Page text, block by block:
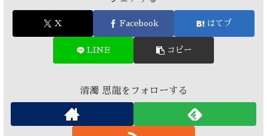
X Facebook はてブ
LINE コピー
清濁 思龍をフォローする